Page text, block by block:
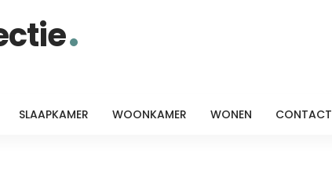
SLAAPKAMER WOONKAMER WONEN CONTACT